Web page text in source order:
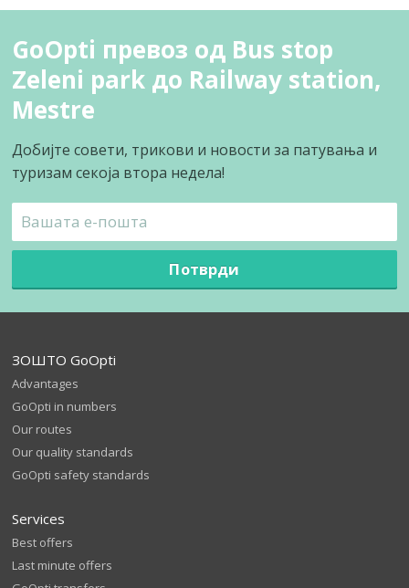
GoOpti превоз од Bus stop
Zeleni park до Railway station,
Mestre
Добијте совети, трикови и новости за патувања и
туризам секоја втора недела!
Потврди
ЗОШТО GoOpti
Advantages
GoOpti in numbers
Our routes
Our quality standards
GoOpti safety standards
Services
Best offers
Last minute offers